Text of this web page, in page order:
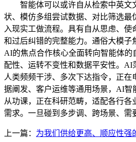
智能体可以或许自从检索中英文
状、模仿多组尝试数据、对比筛选最
入现实工做流程。具有自从思虑、使
和过后纠错的完整能力。通俗大模子
AI的焦点合作核心全面转向智能体的
配性、运转不变性和数据平安性。AI
人类频频干涉、多次下达指令，正在
据阐发、客户运维等通用场景，AI智
从功课，正在科研范畴，适配各行各
需求。一旦碰到多步调、跨场景、需
上一篇： 为我们供给更高、顺应性强